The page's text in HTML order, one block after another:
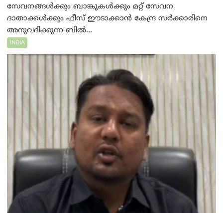
സേവനങ്ങൾക്കും ബാങ്കുകൾക്കും മറ്റ് സേവന
ദാതാക്കൾക്കും ഫീസ് ഈടാക്കാൻ കേന്ദ്ര സർക്കാരിനെ
അനുവദിക്കുന്ന ബിൽ...
INDIA